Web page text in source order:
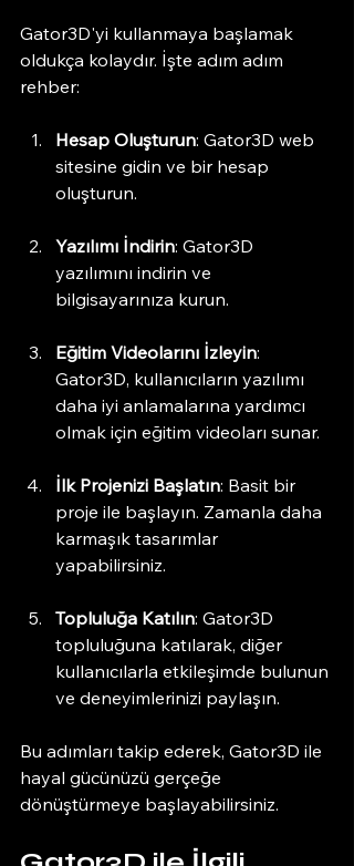
Gator3D'yi kullanmaya başlamak
oldukça kolaydır. İşte adım adım
rehber:
Hesap Oluşturun: Gator3D web
sitesine gidin ve bir hesap
oluşturun.
Yazılımı İndirin: Gator3D
yazılımını indirin ve
bilgisayarınıza kurun.
Eğitim Videolarını İzleyin:
Gator3D, kullanıcıların yazılımı
daha iyi anlamalarına yardımcı
olmak için eğitim videoları sunar.
İlk Projenizi Başlatın: Basit bir
proje ile başlayın. Zamanla daha
karmaşık tasarımlar
yapabilirsiniz.
Topluluğa Katılın: Gator3D
topluluğuna katılarak, diğer
kullanıcılarla etkileşimde bulunun
ve deneyimlerinizi paylaşın.
Bu adımları takip ederek, Gator3D ile
hayal gücünüzü gerçeğe
dönüştürmeye başlayabilirsiniz.